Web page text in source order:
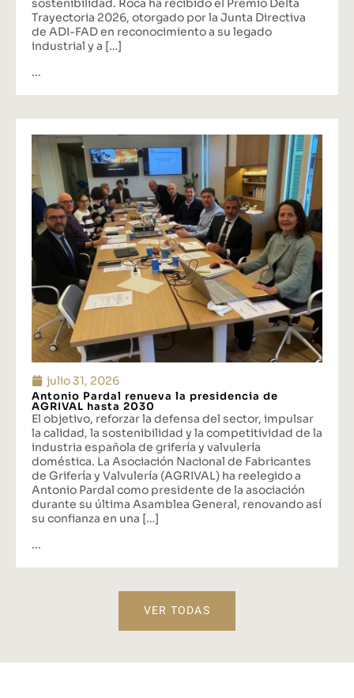
Trayectoria 2026, otorgado por la Junta Directiva
de ADI-FAD en reconocimiento a su legado
industrial y a […]
julio 31, 2026
Antonio Pardal renueva la presidencia de
AGRIVAL hasta 2030
El objetivo, reforzar la defensa del sector, impulsar
la calidad, la sostenibilidad y la competitividad de la
industria española de grifería y valvulería
doméstica. La Asociación Nacional de Fabricantes
de Grifería y Valvulería (AGRIVAL) ha reelegido a
Antonio Pardal como presidente de la asociación
durante su última Asamblea General, renovando así
su confianza en una […]
VER TODAS